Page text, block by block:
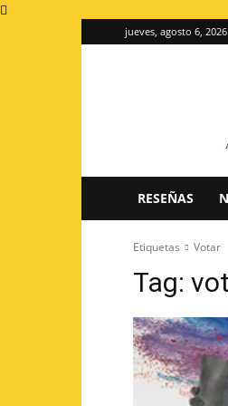
jueves, agosto 6, 2026
de
reseñas
RESEÑAS
Etiquetas Votar
Tag: